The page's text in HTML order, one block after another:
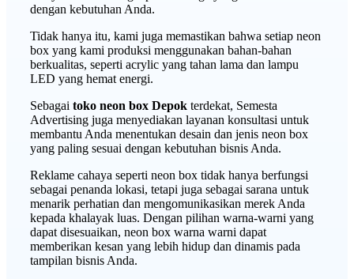
dengan kebutuhan Anda.
Tidak hanya itu, kami juga memastikan bahwa setiap neon
box yang kami produksi menggunakan bahan-bahan
berkualitas, seperti acrylic yang tahan lama dan lampu
LED yang hemat energi.
Sebagai toko neon box Depok terdekat, Semesta
Advertising juga menyediakan layanan konsultasi untuk
membantu Anda menentukan desain dan jenis neon box
yang paling sesuai dengan kebutuhan bisnis Anda.
Reklame cahaya seperti neon box tidak hanya berfungsi
sebagai penanda lokasi, tetapi juga sebagai sarana untuk
menarik perhatian dan mengomunikasikan merek Anda
kepada khalayak luas. Dengan pilihan warna-warni yang
dapat disesuaikan, neon box warna warni dapat
memberikan kesan yang lebih hidup dan dinamis pada
tampilan bisnis Anda.